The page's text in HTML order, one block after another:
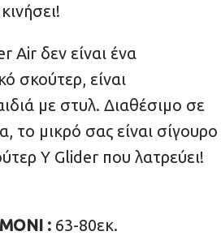
Air δεν είναι ένα
σκούτερ, είναι
με στυλ. Διαθέσιμο σε
το μικρό σας είναι σίγουρο
Y Glider που λατρεύει!
: 63-80εκ.